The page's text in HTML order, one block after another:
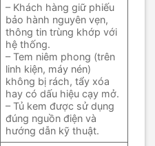
– Khách hàng giữ phiếu
bảo hành nguyên vẹn,
thông tin trùng khớp với
hệ thống.
– Tem niêm phong (trên
linh kiện, máy nén)
không bị rách, tẩy xóa
hay có dấu hiệu cạy mở.
– Tủ kem được sử dụng
đúng nguồn điện và
hướng dẫn kỹ thuật.